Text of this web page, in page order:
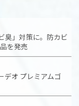
臭」対策に。防カビ
を発売
オ プレミアムゴ